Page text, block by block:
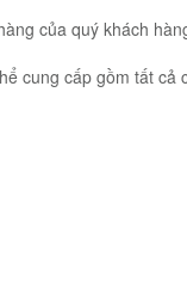
của quý khách
cung cấp gồm tất